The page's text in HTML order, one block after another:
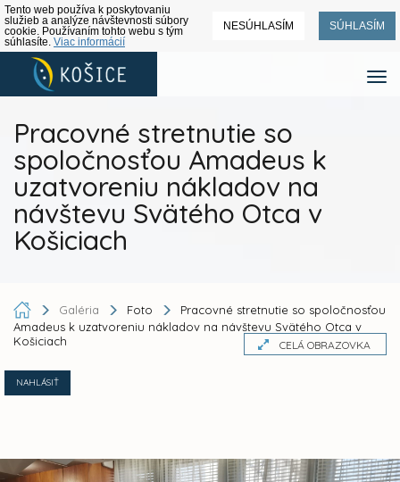
Tento web používa k poskytovaniu
služieb a analýze návštevnosti súbory
cookie. Používaním tohto webu s tým
súhlasíte. Viac informácií
NESÚHLASÍM SÚHLASÍM
Pracovné stretnutie so
spoločnosťou Amadeus k
uzatvoreniu nákladov na
návštevu Svätého Otca v
Košiciach
Galéria Foto
Pracovné stretnutie so spoločnosťou
Amadeus k uzatvoreniu nákladov na návštevu Svätého Otca v
Košiciach
CELÁ OBRAZOVKA
NAHLÁSIŤ